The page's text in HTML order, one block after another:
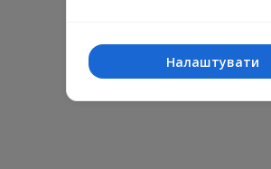
Налаштувати